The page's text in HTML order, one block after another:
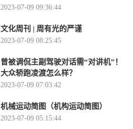
2023-07-09 09:36:44
文化周刊 | 周有光的严谨
2023-07-09 08:25:45
曾被调侃主副驾驶对话需“对讲机”！
大众轿跑凌渡怎么样？
2023-07-09 07:03:42
机械运动简图（机构运动简图）
2023-07-09 05:15:44